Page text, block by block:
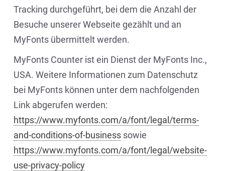
Tracking durchgeführt, bei dem die Anzahl der
Besuche unserer Webseite gezählt und an
MyFonts übermittelt werden.
MyFonts Counter ist ein Dienst der MyFonts Inc.,
USA. Weitere Informationen zum Datenschutz
bei MyFonts können unter dem nachfolgenden
Link abgerufen werden:
https://www.myfonts.com/a/font/legal/terms-
and-conditions-of-businesssowie
https://www.myfonts.com/a/font/legal/website-
use-privacy-policy